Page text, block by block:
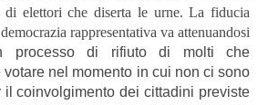
di elettori che diserta le urne.La fiducia
rappresentativa va attenuandosi
processo di rifiuto di molti che
nel momento in cui non ci sono
coinvolgimento dei cittadini previste